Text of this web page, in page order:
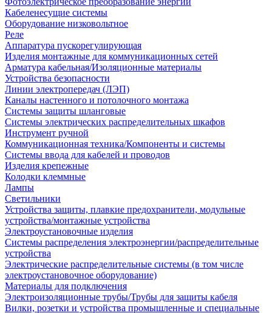
Кабеленесущие системы
Оборудование низковольтное
Реле
Аппаратура пускорегулирующая
Изделия монтажные для коммуникационных сетей
Арматура кабельная/Изоляционные материалы
Устройства безопасности
Линии электропередач (ЛЭП)
Каналы настенного и потолочного монтажа
Системы защиты шланговые
Системы электрических распределительных шкафов
Инструмент ручной
Коммуникационная техника/Компоненты и системы
Системы ввода для кабелей и проводов
Изделия крепежные
Колодки клеммные
Лампы
Светильники
Устройства защиты, плавкие предохранители, модульные
устройства/монтажные устройства
Электроустановочные изделия
Системы распределения электроэнергии/распределительные
устройства
Электрические распределительные системы (в том числе
электроустановочное оборудование)
Материалы для подключения
Электроизоляционные трубы/Трубы для защиты кабеля
Вилки, розетки и устройства промышленные и специальные